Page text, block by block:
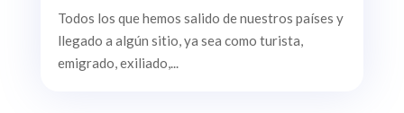
Todos los que hemos salido de nuestros países y
llegado a algún sitio, ya sea como turista,
emigrado, exiliado,...